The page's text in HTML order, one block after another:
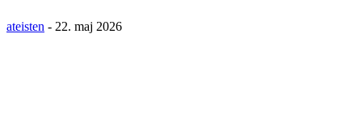
ateisten - 22. maj 2026